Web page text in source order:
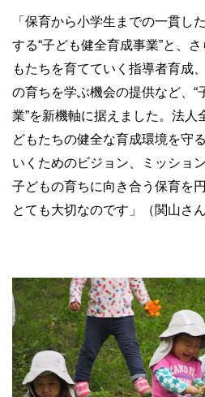
「保育から小学生までの一貫し
する“子ども健全育成事業”と、
もたちを育てていく指導者育成
の育ちを学ぶ機会の提供など、“
業”を新機軸に据えました。法人
どもたちの健全な育成環境を守
いくためのビジョン、ミッショ
子どもの育ちに向き合う保育を
とても大切なのです」（関山さん